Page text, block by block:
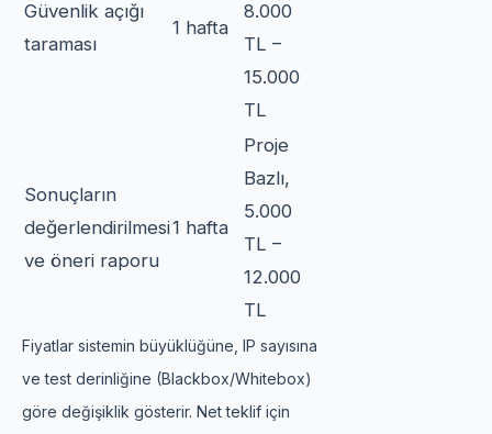
Güvenlik açığı
taraması
1 hafta
8.000
TL –
15.000
TL
Sonuçların
değerlendirilmesi
ve öneri raporu
1 hafta
Proje
Bazlı,
5.000
TL –
12.000
TL
Fiyatlar sistemin büyüklüğüne, IP sayısına
ve test derinliğine (Blackbox/Whitebox)
göre değişiklik gösterir. Net teklif için